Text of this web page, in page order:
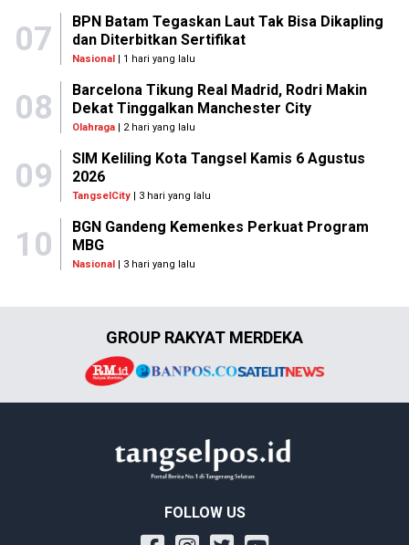
07
BPN Batam Tegaskan Laut Tak Bisa Dikapling
dan Diterbitkan Sertifikat
Nasional| 1 hari yang lalu
08
Barcelona Tikung Real Madrid, Rodri Makin
Dekat Tinggalkan Manchester City
Olahraga| 2 hari yang lalu
09
SIM Keliling Kota Tangsel Kamis 6 Agustus
2026
TangselCity| 3 hari yang lalu
10
BGN Gandeng Kemenkes Perkuat Program
MBG
Nasional| 3 hari yang lalu
GROUP RAKYAT MERDEKA
FOLLOW US